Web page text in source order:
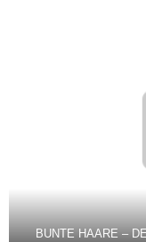
BUNTE HAARE –